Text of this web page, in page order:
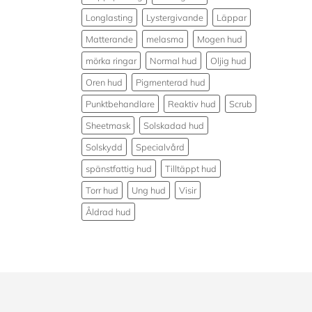
Longlasting
Lystergivande
Läppar
Matterande
melasma
Mogen hud
mörka ringar
Normal hud
Oljig hud
Oren hud
Pigmenterad hud
Punktbehandlare
Reaktiv hud
Scrub
Sheetmask
Solskadad hud
Solskydd
Specialvård
spänstfattig hud
Tilltäppt hud
Torr hud
Ung hud
Visir
Åldrad hud